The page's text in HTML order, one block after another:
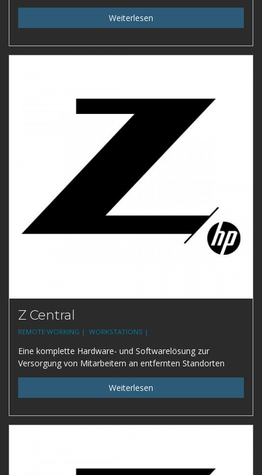
Weiterlesen
Z Central
REMOTE WORKING | WORKSTATIONS |
Eine komplette Hardware- und Softwarelösung zur
Versorgung von Mitarbeitern an entfernten Standorten
Weiterlesen